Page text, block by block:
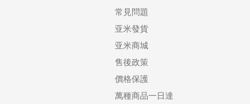
常見問題
亚米發貨
亚米商城
售後政策
價格保護
萬種商品一日達